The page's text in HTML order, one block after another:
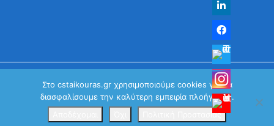
© Χρήστος Σταϊκούρας | All Rights Reserved 2026
Κανονισμός Προστασίας Προσωπικών Δεδομένων
Στο cstaikouras.gr χρησιμοποιούμε cookies για να
διασφαλίσουμε την καλύτερη εμπειρία πλοήγησης.
Πολιτική Προστασίας